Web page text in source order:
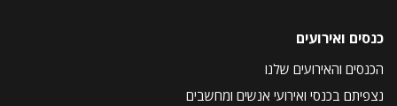
כנסים ואירועים
הכנסים והאירועים שלנו
נצפיתם בכנסי ואירועי אנשים ומחשבים